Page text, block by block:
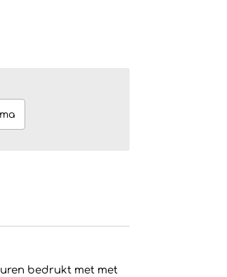
bedrukt met met